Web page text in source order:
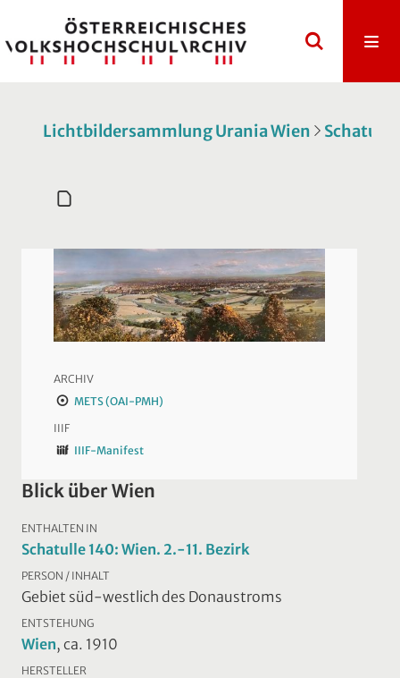
Lichtbildersammlung Urania Wien Schatulle
ARCHIV
METS (OAI-PMH)
IIIF
IIIF-Manifest
Blick über Wien
ENTHALTEN IN
Schatulle 140: Wien. 2.-11. Bezirk
PERSON / INHALT
Gebiet süd-westlich des Donaustroms
ENTSTEHUNG
Wien, ca. 1910
HERSTELLER